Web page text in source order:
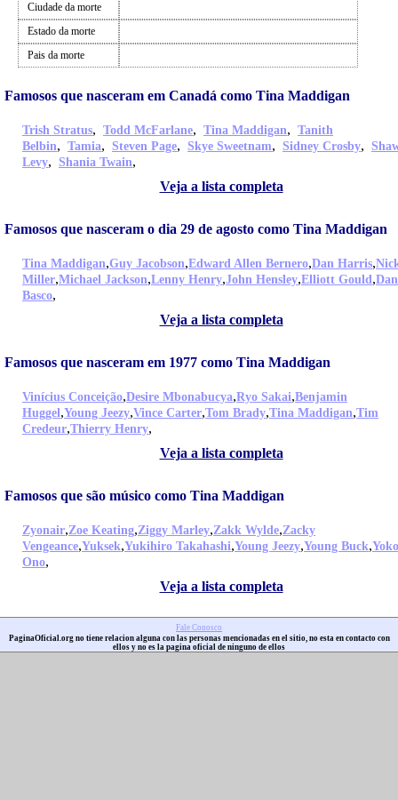
Ciudade da morte
Estado da morte
Pais da morte
Famosos que nasceram em Canadá como Tina Maddigan
Trish Stratus, Todd McFarlane, Tina Maddigan, Tanith
Belbin, Tamia, Steven Page, Skye Sweetnam, Sidney Crosby,
Levy, Shania Twain,
Veja a lista completa
Famosos que nasceram o dia 29 de agosto como Tina Maddigan
Tina Maddigan,Guy Jacobson,Edward Allen Bernero,Dan Harris,
Miller,Michael Jackson,Lenny Henry,John Hensley,Elliott Gould,
Basco,
Veja a lista completa
Famosos que nasceram em 1977 como Tina Maddigan
Vinícius Conceição,Desire Mbonabucya,Ryo Sakai,Benjamin
Huggel,Young Jeezy,Vince Carter,Tom Brady,Tina Maddigan,Tim
Credeur,Thierry Henry,
Veja a lista completa
Famosos que são músico como Tina Maddigan
Zyonair,Zoe Keating,Ziggy Marley,Zakk Wylde,Zacky
Vengeance,Yuksek,Yukihiro Takahashi,Young Jeezy,Young Buck,Yoko
Ono,
Veja a lista completa
Fale Conosco
PaginaOficial.org no tiene relacion alguna con las personas mencionadas en el sitio, no esta en contacto con
ellos y no es la pagina oficial de ninguno de ellos